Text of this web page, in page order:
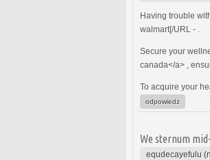
Having trouble
walmart[/URL - .
Secure your
canada</a> ,
To acquire your
odpowiedz
We sternum
equdecayefulu